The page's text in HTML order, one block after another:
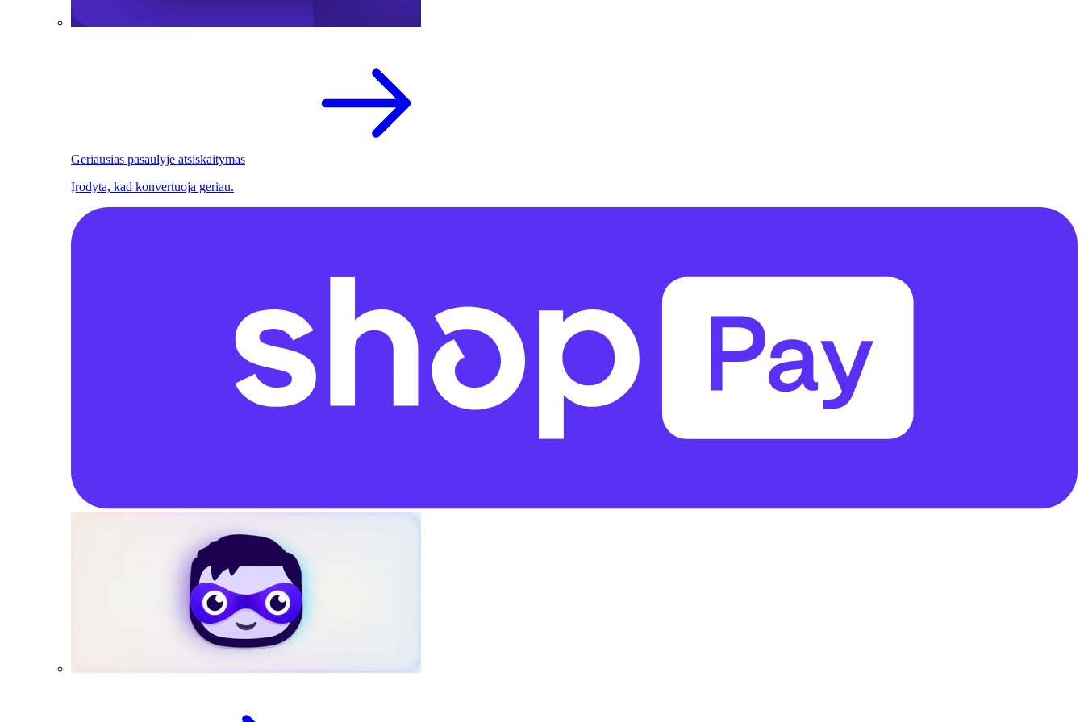
Geriausias pasaulyje atsiskaitymas
Įrodyta, kad konvertuoja geriau.